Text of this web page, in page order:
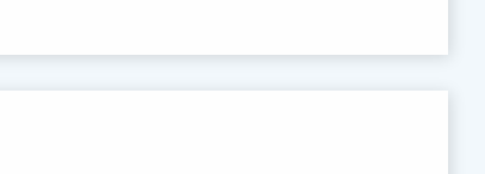
2024/0906/c218a2959336/page.htm。三、奖项